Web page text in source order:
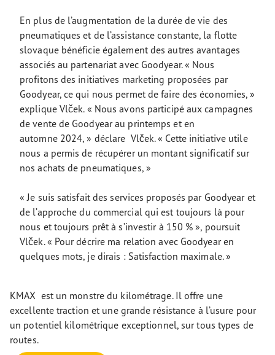
En plus de l’augmentation de la durée de vie des
pneumatiques et de l’assistance constante, la flotte
slovaque bénéficie également des autres avantages
associés au partenariat avec Goodyear. « Nous
profitons des initiatives marketing proposées par
Goodyear, ce qui nous permet de faire des économies, »
explique Vlček. « Nous avons participé aux campagnes
de vente de Goodyear au printemps et en
automne 2024, » déclare Vlček. « Cette initiative utile
nous a permis de récupérer un montant significatif sur
nos achats de pneumatiques, »
« Je suis satisfait des services proposés par Goodyear et
de l’approche du commercial qui est toujours là pour
nous et toujours prêt à s’investir à 150 % », poursuit
Vlček. « Pour décrire ma relation avec Goodyear en
quelques mots, je dirais : Satisfaction maximale. »
KMAX est un monstre du kilométrage. Il offre une
excellente traction et une grande résistance à l’usure pour
un potentiel kilométrique exceptionnel, sur tous types de
routes.